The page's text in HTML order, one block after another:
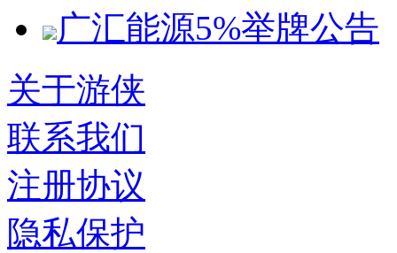
广汇能源5%举牌公告
关于游侠
联系我们
注册协议
隐私保护